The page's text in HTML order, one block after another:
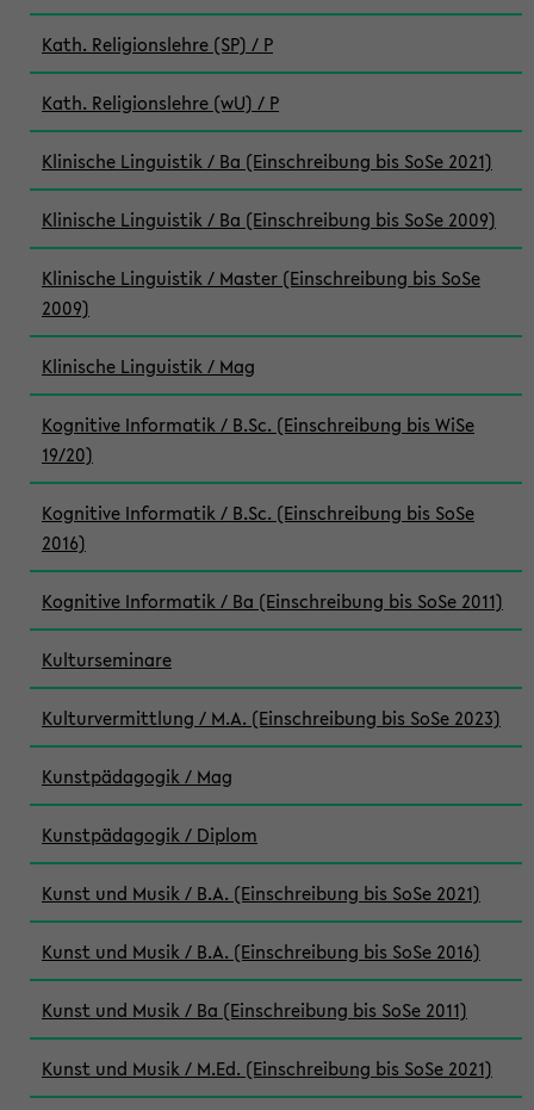
Kath. Religionslehre (SP) / P
Kath. Religionslehre (wU) / P
Klinische Linguistik / Ba (Einschreibung bis SoSe 2021)
Klinische Linguistik / Ba (Einschreibung bis SoSe 2009)
Klinische Linguistik / Master (Einschreibung bis SoSe
2009)
Klinische Linguistik / Mag
Kognitive Informatik / B.Sc. (Einschreibung bis WiSe
19/20)
Kognitive Informatik / B.Sc. (Einschreibung bis SoSe
2016)
Kognitive Informatik / Ba (Einschreibung bis SoSe 2011)
Kulturseminare
Kulturvermittlung / M.A. (Einschreibung bis SoSe 2023)
Kunstpädagogik / Mag
Kunstpädagogik / Diplom
Kunst und Musik / B.A. (Einschreibung bis SoSe 2021)
Kunst und Musik / B.A. (Einschreibung bis SoSe 2016)
Kunst und Musik / Ba (Einschreibung bis SoSe 2011)
Kunst und Musik / M.Ed. (Einschreibung bis SoSe 2021)